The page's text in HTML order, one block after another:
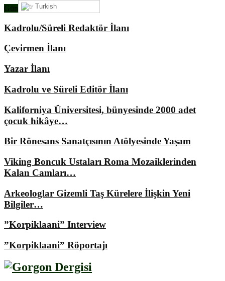
Gündemimizde Ne Var?
Kadrolu/Süreli Redaktör İlanı
Çevirmen İlanı
Yazar İlanı
Kadrolu ve Süreli Editör İlanı
Kaliforniya Üniversitesi, bünyesinde 2000 adet
çocuk hikâye…
Bir Rönesans Sanatçısının Atölyesinde Yaşam
Viking Boncuk Ustaları Roma Mozaiklerinden
Kalan Camları…
Arkeologlar Gizemli Taş Kürelere İlişkin Yeni
Bilgiler…
”Korpiklaani” Interview
”Korpiklaani” Röportajı
Turkish